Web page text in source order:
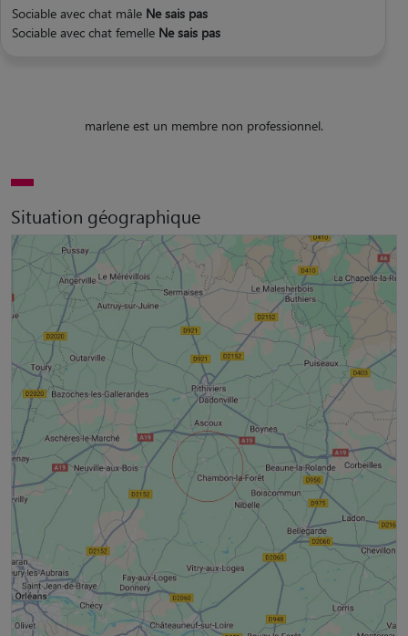
Sociable avec chat mâle Ne sais pas
Sociable avec chat femelle Ne sais pas
marlene est un membre non professionnel.
Situation géographique